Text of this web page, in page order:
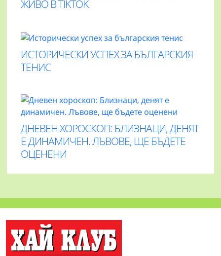
ЖИВО В TIKTOK
ИСТОРИЧЕСКИ УСПЕХ ЗА БЪЛГАРСКИЯ
ТЕНИС
ДНЕВЕН ХОРОСКОП: БЛИЗНАЦИ, ДЕНЯТ
Е ДИНАМИЧЕН. ЛЪВОВЕ, ЩЕ БЪДЕТЕ
ОЦЕНЕНИ